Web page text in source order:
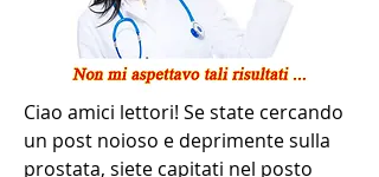
Ciao amici lettori! Se state cercando
un post noioso e deprimente sulla
prostata, siete capitati nel posto